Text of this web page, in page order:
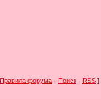
Правила форума · Поиск · RSS ]